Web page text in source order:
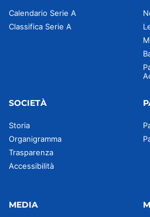
Calendario Serie A
Classifica Serie A
SOCIETÀ
Storia
Organigramma
Trasparenza
Accessibilità
MEDIA